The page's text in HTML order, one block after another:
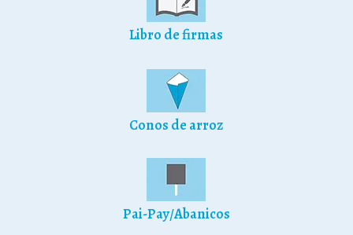
Libro de firmas
Conos de arroz
Pai-Pay/Abanicos